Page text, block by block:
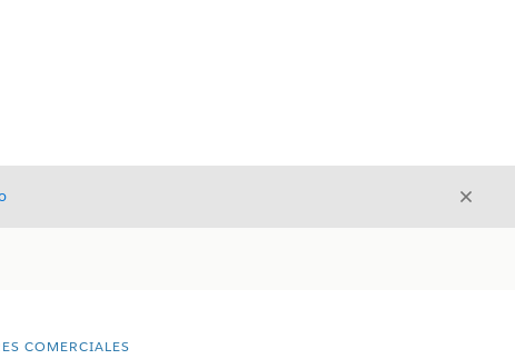
Cerrar
COMERCIALES